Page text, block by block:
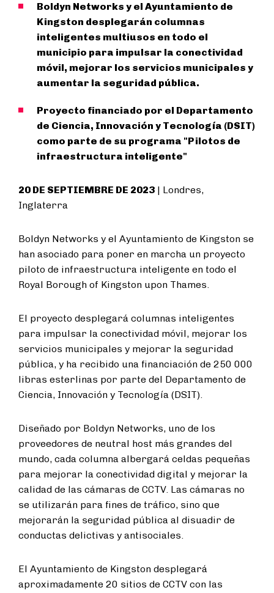
Boldyn Networks y el Ayuntamiento de
Kingston desplegarán columnas
inteligentes multiusos en todo el
municipio para impulsar la conectividad
móvil, mejorar los servicios municipales y
aumentar la seguridad pública.
Proyecto financiado por el Departamento
de Ciencia, Innovación y Tecnología (DSIT)
como parte de su programa "Pilotos de
infraestructura inteligente"
20 DE SEPTIEMBRE DE 2023 | Londres,
Inglaterra
Boldyn Networks y el Ayuntamiento de Kingston se
han asociado para poner en marcha un proyecto
piloto de infraestructura inteligente en todo el
Royal Borough of Kingston upon Thames.
El proyecto desplegará columnas inteligentes
para impulsar la conectividad móvil, mejorar los
servicios municipales y mejorar la seguridad
pública, y ha recibido una financiación de 250 000
libras esterlinas por parte del Departamento de
Ciencia, Innovación y Tecnología (DSIT).
Diseñado por Boldyn Networks, uno de los
proveedores de neutral host más grandes del
mundo, cada columna albergará celdas pequeñas
para mejorar la conectividad digital y mejorar la
calidad de las cámaras de CCTV. Las cámaras no
se utilizarán para fines de tráfico, sino que
mejorarán la seguridad pública al disuadir de
conductas delictivas y antisociales.
El Ayuntamiento de Kingston desplegará
aproximadamente 20 sitios de CCTV con las